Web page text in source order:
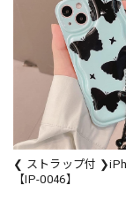
❮ ストラップ付
【IP-0046】